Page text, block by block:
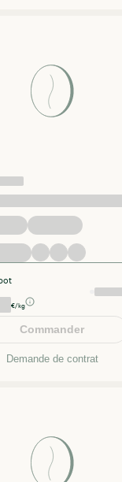
€/kg
Commander
Demande de contrat